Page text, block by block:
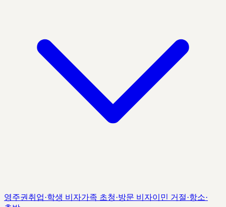
영주권 취업·학생 비자가족 초청·방문 비자이민 거절·항소·